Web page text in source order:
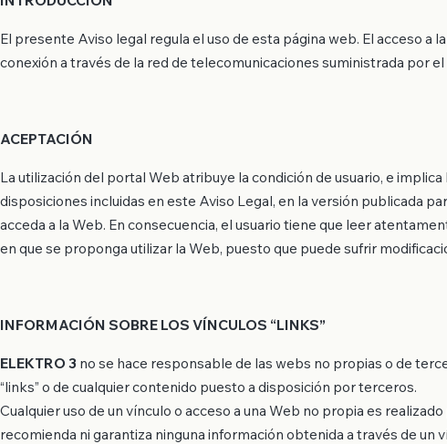
El presente Aviso legal regula el uso de esta página web. El acceso a
conexión a través de la red de telecomunicaciones suministrada por
ACEPTACIÓN
La utilización del portal Web atribuye la condición de usuario, e
disposiciones incluidas en este Aviso Legal, en la versión publicada
acceda a la Web. En consecuencia, el usuario tiene que leer
en que se proponga utilizar la Web, puesto que puede sufrir
INFORMACIÓN SOBRE LOS VÍNCULOS “LINKS”
ELEKTRO 3 no se hace responsable de las webs no propias o de
“links” o de cualquier contenido puesto a disposición por terceros.
Cualquier uso de un vínculo o acceso a una Web no propia es
recomienda ni garantiza ninguna información obtenida a través de un